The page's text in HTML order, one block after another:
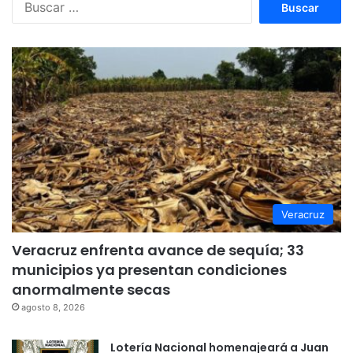
Veracruz
Veracruz enfrenta avance de sequía; 33
municipios ya presentan condiciones
anormalmente secas
agosto 8, 2026
Lotería Nacional homenajeará a Juan